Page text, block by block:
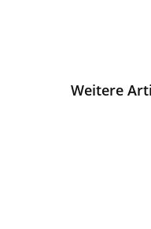
Weitere